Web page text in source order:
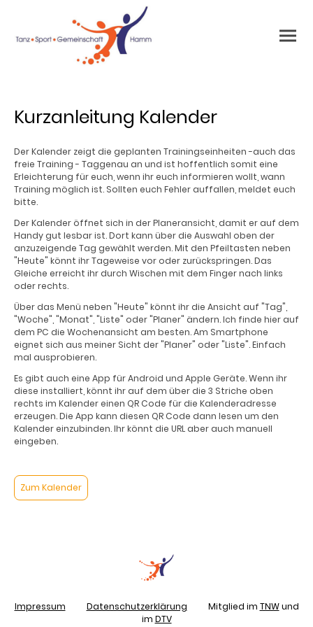
Kurzanleitung Kalender
Der Kalender zeigt die geplanten Trainingseinheiten -auch das
freie Training - Taggenau an und ist hoffentlich somit eine
Erleichterung für euch, wenn ihr euch informieren wollt, wann
Training möglich ist. Sollten euch Fehler auffallen, meldet euch
bitte.
Der Kalender öffnet sich in der Planeransicht, damit er auf dem
Handy gut lesbar ist. Dort kann über die Auswahl oben der
anzuzeigende Tag gewählt werden. Mit den Pfeiltasten neben
"Heute" könnt ihr Tageweise vor oder zurückspringen. Das
Gleiche erreicht ihr durch Wischen mit dem Finger nach links
oder rechts.
Über das Menü neben "Heute" könnt ihr die Ansicht auf "Tag",
"Woche", "Monat", "Liste" oder "Planer" ändern. Ich finde hier auf
dem PC die Wochenansicht am besten. Am Smartphone
eignet sich aus meiner Sicht der "Planer" oder "Liste". Einfach
mal ausprobieren.
Es gibt auch eine App für Android und Apple Geräte. Wenn ihr
diese installiert, könnt ihr auf dem über die 3 Striche oben
rechts im Kalender einen QR Code für die Kalenderadresse
erzeugen. Die App kann diesen QR Code dann lesen um den
Kalender einzubinden. Ihr könnt die URL aber auch manuell
eingeben.
Zum Kalender
Impressum Datenschutzerklärung Mitglied im TNWund
im DTV